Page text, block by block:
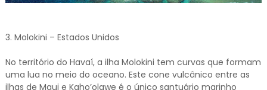
3. Molokini – Estados Unidos
No território do Havaí, a ilha Molokini tem curvas que formam
uma lua no meio do oceano. Este cone vulcânico entre as
ilhas de Maui e Kaho’olawe é o único santuário marinho